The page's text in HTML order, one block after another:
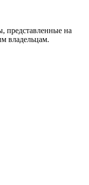
представленные на
владельцам.